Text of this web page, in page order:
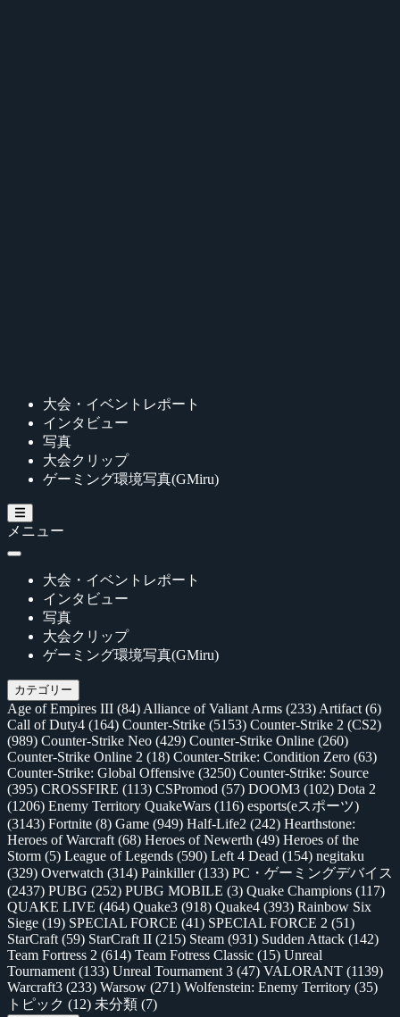
大会・イベントレポート
インタビュー
写真
大会クリップ
ゲーミング環境写真(GMiru)
メニュー
大会・イベントレポート
インタビュー
写真
大会クリップ
ゲーミング環境写真(GMiru)
カテゴリー
Age of Empires III (84) Alliance of Valiant Arms (233) Artifact (6)
Call of Duty4 (164) Counter-Strike (5153) Counter-Strike 2 (CS2)
(989) Counter-Strike Neo (429) Counter-Strike Online (260)
Counter-Strike Online 2 (18) Counter-Strike: Condition Zero (63)
Counter-Strike: Global Offensive (3250) Counter-Strike: Source
(395) CROSSFIRE (113) CSPromod (57) DOOM3 (102) Dota 2
(1206) Enemy Territory QuakeWars (116) esports(eスポーツ)
(3143) Fortnite (8) Game (949) Half-Life2 (242) Hearthstone:
Heroes of Warcraft (68) Heroes of Newerth (49) Heroes of the
Storm (5) League of Legends (590) Left 4 Dead (154) negitaku
(329) Overwatch (314) Painkiller(133) PC・ゲーミングデバイス
(2437) PUBG (252) PUBG MOBILE (3) Quake Champions (117)
QUAKE LIVE (464) Quake3 (918) Quake4 (393) Rainbow Six
Siege (19) SPECIAL FORCE (41) SPECIAL FORCE 2 (51)
StarCraft (59) StarCraft II (215) Steam (931) Sudden Attack (142)
Team Fortress 2 (614) Team Fotress Classic (15) Unreal
Tournament (133) Unreal Tournament 3 (47) VALORANT (1139)
Warcraft3 (233) Warsow (271) Wolfenstein: Enemy Territory (35)
トピック (12) 未分類 (7)